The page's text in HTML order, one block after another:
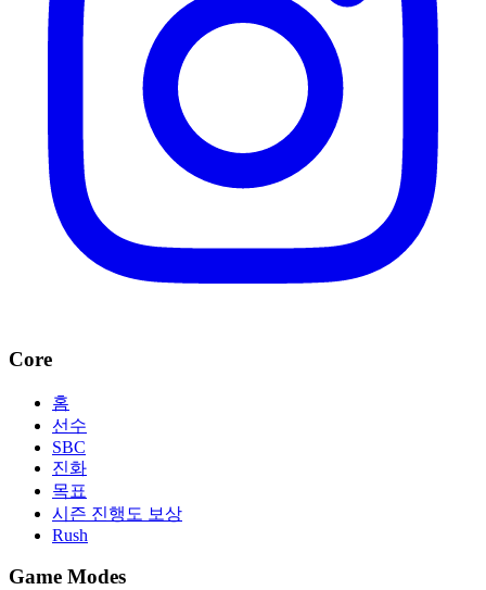
Core
홈
선수
SBC
진화
목표
시즌 진행도 보상
Rush
Game Modes